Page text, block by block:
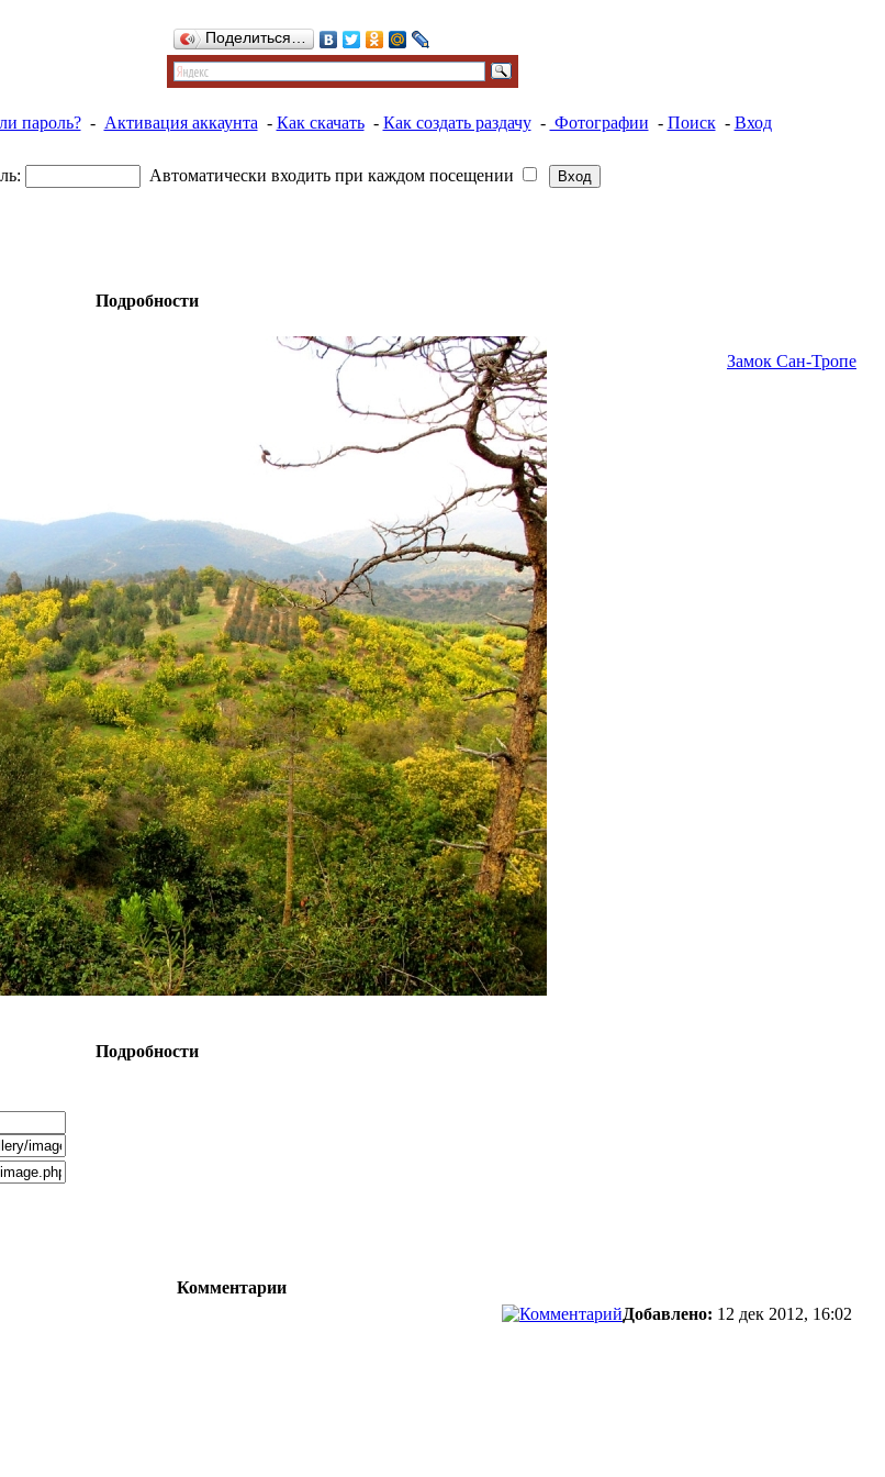
Поделиться…
пароль?- Активация аккаунта - Как скачать- Как создать раздачу- Фотографии - Поиск- Вход
Автоматически входить при каждом посещении
Подробности
Замок Сан-Тропе
Подробности
Комментарии
Добавлено: 12 дек 2012, 16:02